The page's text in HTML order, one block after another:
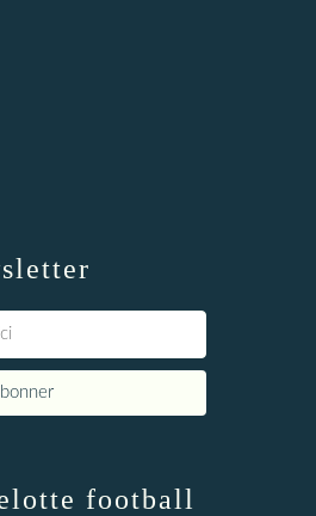
football